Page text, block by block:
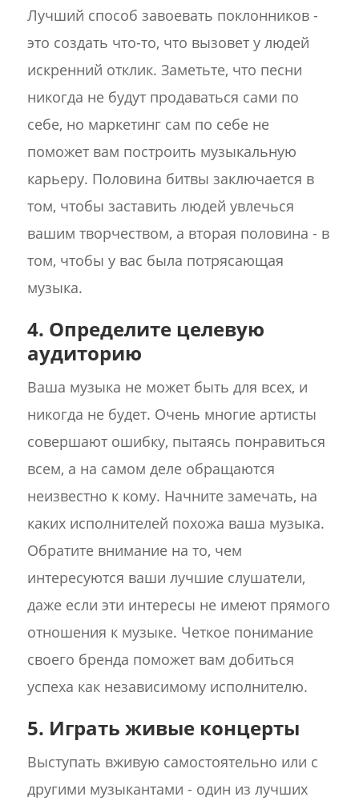
Лучший способ завоевать поклонников -
это создать что-то, что вызовет у людей
искренний отклик. Заметьте, что песни
никогда не будут продаваться сами по
себе, но маркетинг сам по себе не
поможет вам построить музыкальную
карьеру. Половина битвы заключается в
том, чтобы заставить людей увлечься
вашим творчеством, а вторая половина - в
том, чтобы у вас была потрясающая
музыка.
4. Определите целевую
аудиторию
Ваша музыка не может быть для всех, и
никогда не будет. Очень многие артисты
совершают ошибку, пытаясь понравиться
всем, а на самом деле обращаются
неизвестно к кому. Начните замечать, на
каких исполнителей похожа ваша музыка.
Обратите внимание на то, чем
интересуются ваши лучшие слушатели,
даже если эти интересы не имеют прямого
отношения к музыке. Четкое понимание
своего бренда поможет вам добиться
успеха как независимому исполнителю.
5. Играть живые концерты
Выступать вживую самостоятельно или с
другими музыкантами - один из лучших